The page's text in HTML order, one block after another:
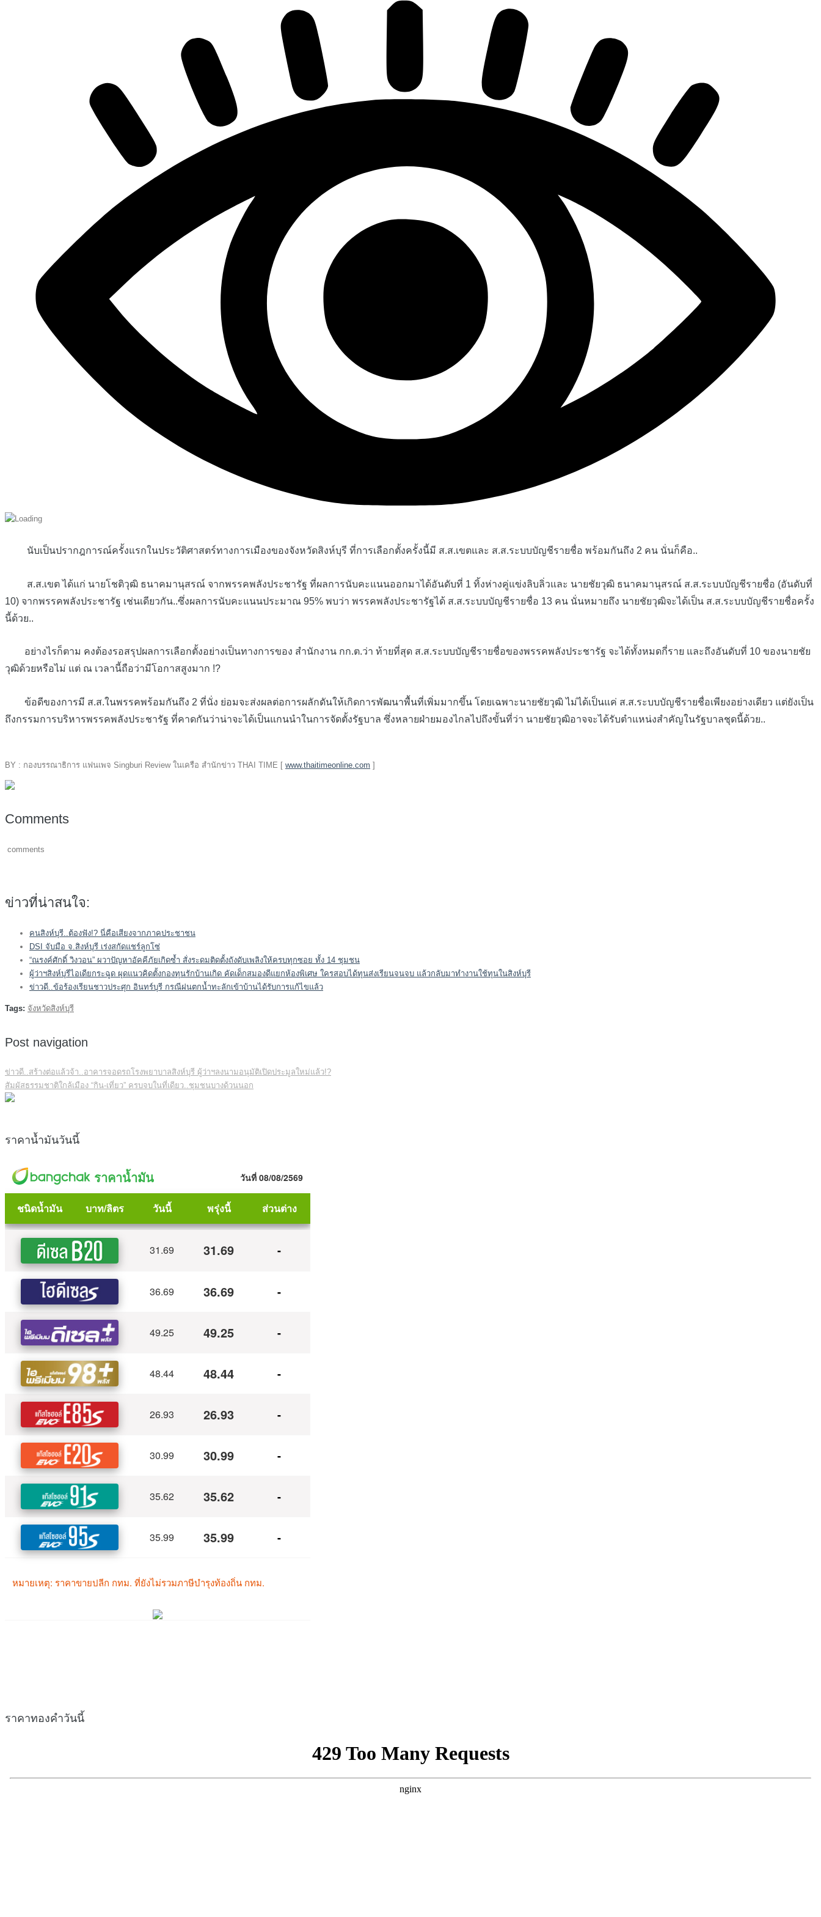
นับเป็นปรากฎการณ์ครั้งแรกในประวัติศาสตร์ทางการเมืองของจังหวัดสิงห์บุรี ที่การเลือกตั้งครั้งนี้มี ส.ส.เขตและ ส.ส.ระบบบัญชีรายชื่อ พร้อมกันถึง 2 คน นั่นก็คือ..
ส.ส.เขต ได้แก่ นายโชติวุฒิ ธนาคมานุสรณ์ จากพรรคพลังประชารัฐ ที่ผลการนับคะแนนออกมาได้อันดับที่ 1 ทิ้งห่างคู่แข่งลิบลิ่วและ นายชัยวุฒิ ธนาคมานุสรณ์ ส.ส.ระบบบัญชีรายชื่อ (อันดับที่
10) จากพรรคพลังประชารัฐ เช่นเดียวกัน..ซึ่งผลการนับคะแนนประมาณ 95% พบว่า พรรคพลังประชารัฐได้ ส.ส.ระบบบัญชีรายชื่อ 13 คน นั่นหมายถึง นายชัยวุฒิจะได้เป็น ส.ส.ระบบบัญชีรายชื่อครั้ง
นี้ด้วย..
อย่างไรก็ตาม คงต้องรอสรุปผลการเลือกตั้งอย่างเป็นทางการของ สำนักงาน กก.ต.ว่า ท้ายที่สุด ส.ส.ระบบบัญชีรายชื่อของพรรคพลังประชารัฐ จะได้ทั้งหมดกี่ราย และถึงอันดับที่ 10 ของนายชัย
วุฒิด้วยหรือไม่ แต่ ณ เวลานี้ถือว่ามีโอกาสสูงมาก !?
ข้อดีของการมี ส.ส.ในพรรคพร้อมกันถึง 2 ที่นั่ง ย่อมจะส่งผลต่อการผลักดันให้เกิดการพัฒนาพื้นที่เพิ่มมากขึ้น โดยเฉพาะนายชัยวุฒิ ไม่ได้เป็นแค่ ส.ส.ระบบบัญชีรายชื่อเพียงอย่างเดียว แต่ยังเป็น
ถึงกรรมการบริหารพรรคพลังประชารัฐ ที่คาดกันว่าน่าจะได้เป็นแกนนำในการจัดตั้งรัฐบาล ซึ่งหลายฝ่ายมองไกลไปถึงขั้นที่ว่า นายชัยวุฒิอาจจะได้รับตำแหน่งสำคัญในรัฐบาลชุดนี้ด้วย..
BY : กองบรรณาธิการ แฟนเพจ Singburi Review ในเครือ สำนักข่าว THAI TIME [ www.thaitimeonline.com ]
Comments
comments
ข่าวที่น่าสนใจ:
คนสิงห์บุรี..ต้องฟัง!? นี่คือเสียงจากภาคประชาชน
DSI จับมือ จ.สิงห์บุรี เร่งสกัดแชร์ลูกโซ่
“ณรงค์ศักดิ์ วิงวอน” ผวาปัญหาอัคคีภัยเกิดซ้ำ สั่งระดมติดตั้งถังดับเพลิงให้ครบทุกซอย ทั้ง 14 ชุมชน
ผู้ว่าฯสิงห์บุรีไอเดียกระฉูด ผุดแนวคิดตั้งกองทุนรักบ้านเกิด คัดเด็กสมองดีแยกห้องพิเศษ ใครสอบได้ทุนส่งเรียนจนจบ แล้วกลับมาทำงานใช้ทุนในสิงห์บุรี
ข่าวดี..ข้อร้องเรียนชาวประศุก อินทร์บุรี กรณีฝนตกน้ำทะลักเข้าบ้านได้รับการแก้ไขแล้ว
Tags: จังหวัดสิงห์บุรี
Post navigation
ข่าวดี..สร้างต่อแล้วจ้า..อาคารจอดรถโรงพยาบาลสิงห์บุรี ผู้ว่าฯลงนามอนุมัติเปิดประมูลใหม่แล้ว!?
สัมผัสธรรมชาติใกล้เมือง “กิน-เที่ยว” ครบจบในที่เดียว..ชุมชนบางด้วนนอก
ราคาน้ำมันวันนี้
ราคาทองคำวันนี้